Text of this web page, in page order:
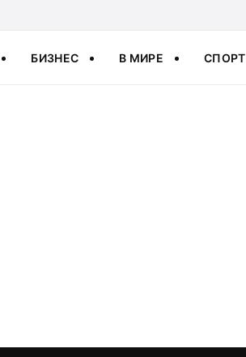
БИЗНЕС В МИРЕ СПОРТ